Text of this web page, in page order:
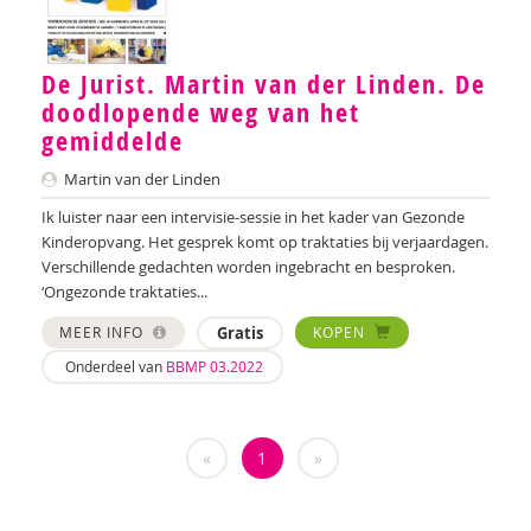
Jan De Mets
Vicky Dellas
A. van Dinther-Erkens
Angela van Dinther-Erkens
Nanne van Doorn
Wieteke van Dort
Lonneke van Elburg
Denise Enthoven
De Jurist. Martin van der Linden. De
doodlopende weg van het
gemiddelde
Martin van der Linden
Ik luister naar een intervisie-sessie in het kader van Gezonde
Kinderopvang. Het gesprek komt op traktaties bij verjaardagen.
Verschillende gedachten worden ingebracht en besproken.
‘Ongezonde traktaties...
MEER INFO Gratis
KOPEN
Onderdeel van BBMP 03.2022
« 1 »